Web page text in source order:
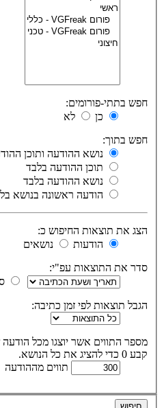
חפש בתתי-פורומים:
כן
לא
חפש בתוך:
נושא ההודעה ותוכן
תוכן ההודעה בלבד
נושא ההודעה בלבד
הודעה ראשונה בנושא
הצג את תוצאות החיפוש כ:
הודעות
נושאים
סדר את התוצאות עפ"י:
הגבל תוצאות לפי זמן כתיבה:
מספר התווים אשר יוצגו מכל
קבע 0 כדי להציג את כל הנושא.
תווים מההודעה